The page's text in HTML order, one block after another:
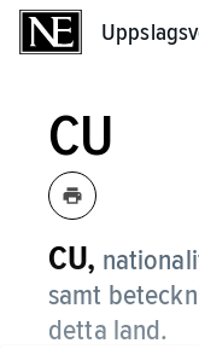
CU
CU,
samt
detta land.